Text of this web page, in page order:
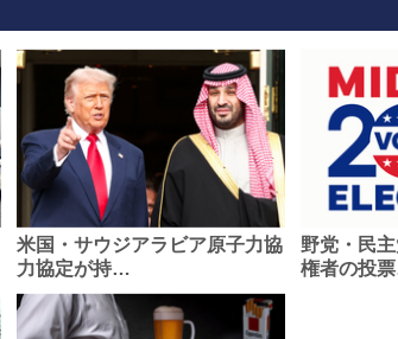
米国・サウジアラビア原子力協
力協定が持…
野党・民
権者の投